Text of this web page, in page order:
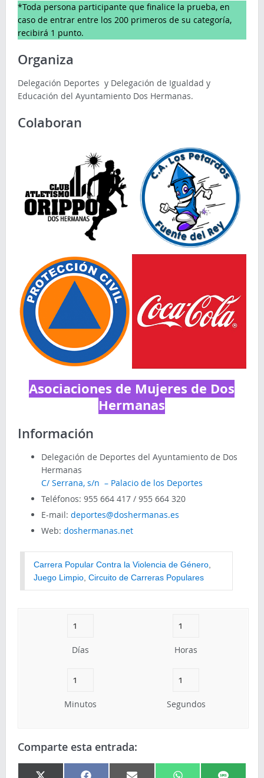
*Toda persona participante que finalice la prueba, en
caso de entrar entre los 200 primeros de su categoría,
recibirá 1 punto.
Organiza
Delegación Deportes y Delegación de Igualdad y
Educación del Ayuntamiento Dos Hermanas.
Colaboran
Asociaciones de Mujeres de Dos
Hermanas
Información
Delegación de Deportes del Ayuntamiento de Dos
Hermanas
C/ Serrana, s/n – Palacio de los Deportes
Teléfonos: 955 664 417 / 955 664 320
E-mail: deportes@doshermanas.es
Web: doshermanas.net
Carrera Popular Contra la Violencia de Género
Juego Limpio , Circuito de Carreras Populares
Días Horas
Minutos Segundos
Comparte esta entrada: